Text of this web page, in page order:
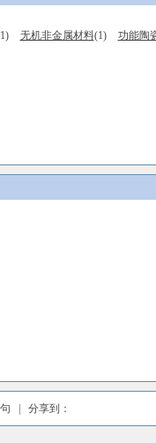
无机非金属材料(1) 功能陶
| 分享到：